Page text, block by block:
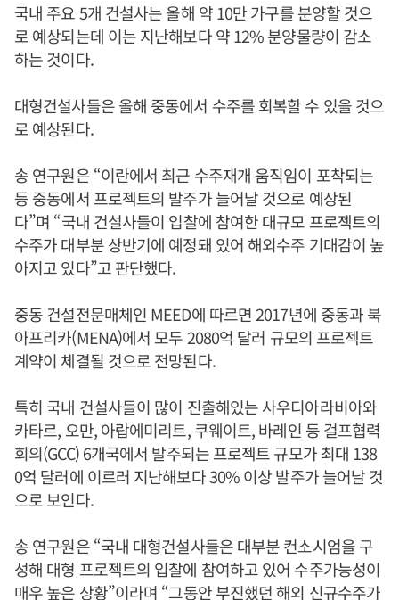
국내 주요 5개 건설사는 올해 약 10만 가구를 분양할 것으
로 예상되는데 이는 지난해보다 약 12% 분양물량이 감소
하는 것이다.
대형건설사들은 올해 중동에서 수주를 회복할 수 있을 것으
로 예상된다.
송 연구원은 “이란에서 최근 수주재개 움직임이 포착되는
등 중동에서 프로젝트의 발주가 늘어날 것으로 예상된
다”며 “국내 건설사들이 입찰에 참여한 대규모 프로젝트의
수주가 대부분 상반기에 예정돼 있어 해외수주 기대감이 높
아지고 있다”고 판단했다.
중동 건설전문매체인 MEED에 따르면 2017년에 중동과 북
아프리카(MENA)에서 모두 2080억 달러 규모의 프로젝트
계약이 체결될 것으로 전망된다.
특히 국내 건설사들이 많이 진출해있는 사우디아라비아와
카타르, 오만, 아랍에미리트, 쿠웨이트, 바레인 등 걸프협력
회의(GCC) 6개국에서 발주되는 프로젝트 규모가 최대 138
0억 달러에 이르러 지난해보다 30% 이상 발주가 늘어날 것
으로 보인다.
송 연구원은 “국내 대형건설사들은 대부분 컨소시엄을 구
성해 대형 프로젝트의 입찰에 참여하고 있어 수주가능성이
매우 높은 상황”이라며 “그동안 부진했던 해외 신규수주가